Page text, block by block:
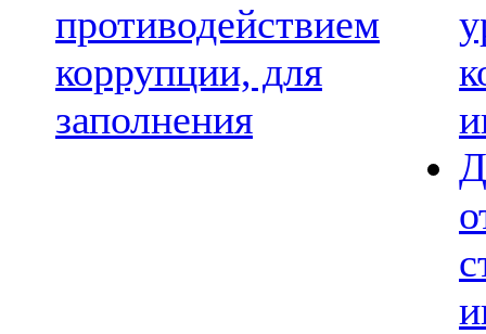
противодействием
коррупции, для
заполнения